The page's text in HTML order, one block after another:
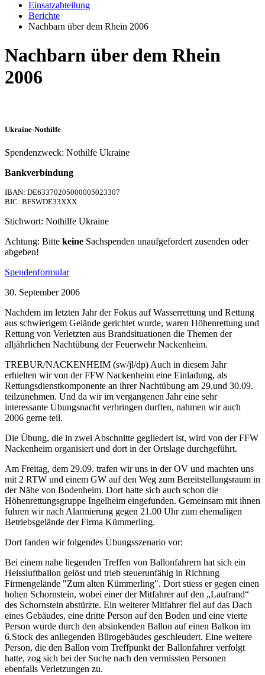
Einsatzabteilung
Berichte
Nachbarn über dem Rhein 2006
Nachbarn über dem Rhein
2006
Ukraine-Nothilfe
Spendenzweck: Nothilfe Ukraine
Bankverbindung
IBAN: DE63370205000005023307
BIC: BFSWDE33XXX
Stichwort: Nothilfe Ukraine
Achtung: Bitte keine Sachspenden unaufgefordert zusenden oder
abgeben!
Spendenformular
30. September 2006
Nachdem im letzten Jahr der Fokus auf Wasserrettung und Rettung
aus schwierigem Gelände gerichtet wurde, waren Höhenrettung und
Rettung von Verletzten aus Brandsituationen die Themen der
alljährlichen Nachtübung der Feuerwehr Nackenheim.
TREBUR/NACKENHEIM (sw/jl/dp) Auch in diesem Jahr
erhielten wir von der FFW Nackenheim eine Einladung, als
Rettungsdienstkomponente an ihrer Nachtübung am 29.und 30.09.
teilzunehmen. Und da wir im vergangenen Jahr eine sehr
interessante Übungsnacht verbringen durften, nahmen wir auch
2006 gerne teil.
Die Übung, die in zwei Abschnitte gegliedert ist, wird von der FFW
Nackenheim organisiert und dort in der Ortslage durchgeführt.
Am Freitag, dem 29.09. trafen wir uns in der OV und machten uns
mit 2 RTW und einem GW auf den Weg zum Bereitstellungsraum in
der Nähe von Bodenheim. Dort hatte sich auch schon die
Höhenrettungsgruppe Ingelheim eingefunden. Gemeinsam mit ihnen
fuhren wir nach Alarmierung gegen 21.00 Uhr zum ehemaligen
Betriebsgelände der Firma Kümmerling.
Dort fanden wir folgendes Übungsszenario vor:
Bei einem nahe liegenden Treffen von Ballonfahrern hat sich ein
Heissluftballon gelöst und trieb steuerunfähig in Richtung
Firmengelände "Zum alten Kümmerling". Dort stiess er gegen einen
hohen Schornstein, wobei einer der Mitfahrer auf den „Laufrand“
des Schornstein abstürzte. Ein weiterer Mitfahrer fiel auf das Dach
eines Gebäudes, eine dritte Person auf den Boden und eine vierte
Person wurde durch den absinkenden Ballon auf einen Balkon im
6.Stock des anliegenden Bürogebäudes geschleudert. Eine weitere
Person, die den Ballon vom Treffpunkt der Ballonfahrer verfolgt
hatte, zog sich bei der Suche nach den vermissten Personen
ebenfalls Verletzungen zu.